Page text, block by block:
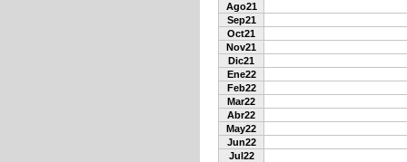
Ago21
Sep21
Oct21
Nov21
Dic21
Ene22
Feb22
Mar22
Abr22
May22
Jun22
Jul22